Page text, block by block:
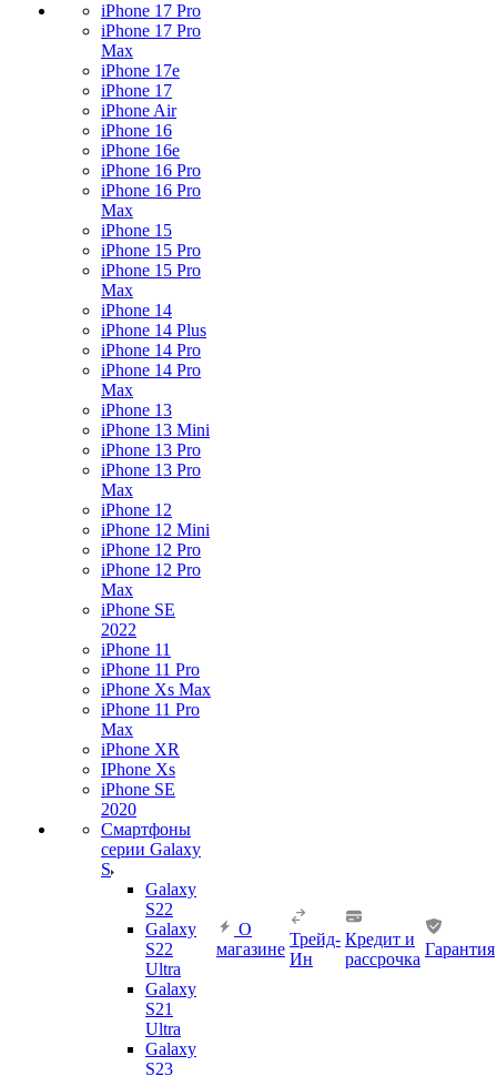
iPhone 17 Pro
iPhone 17 Pro
Max
iPhone 17e
iPhone 17
iPhone Air
iPhone 16
iPhone 16e
iPhone 16 Pro
iPhone 16 Pro
Max
iPhone 15
iPhone 15 Pro
iPhone 15 Pro
Max
iPhone 14
iPhone 14 Plus
iPhone 14 Pro
iPhone 14 Pro
Max
iPhone 13
iPhone 13 Mini
iPhone 13 Pro
iPhone 13 Pro
Max
iPhone 12
iPhone 12 Mini
iPhone 12 Pro
iPhone 12 Pro
Max
iPhone SE
2022
iPhone 11
iPhone 11 Pro
iPhone Xs Max
iPhone 11 Pro
Max
iPhone XR
IPhone Xs
iPhone SE
2020
Смартфоны
серии Galaxy
S
Galaxy
S22
Galaxy
S22
Ultra
Galaxy
S21
Ultra
Galaxy
S23
О
магазине
Трейд-
Ин
Кредит и
рассрочка
Гарантия